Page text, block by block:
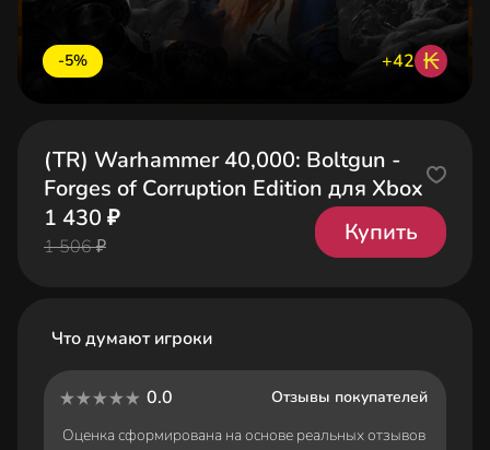
-5% +42 ₭
(TR) Warhammer 40,000: Boltgun -
Forges of Corruption Edition для Xbox
1 430 ₽
1 506 ₽
Купить
Что думают игроки
0.0
Отзывы покупателей
Оценка сформирована на основе реальных отзывов